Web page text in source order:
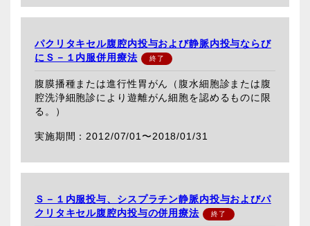
パクリタキセル腹腔内投与および静脈内投与ならび
にＳ－１内服併用療法
腹膜播種または進行性胃がん（腹水細胞診または腹
腔洗浄細胞診により遊離がん細胞を認めるものに限
る。）
2012/07/01〜2018/01/31
Ｓ－１内服投与、シスプラチン静脈内投与およびパ
クリタキセル腹腔内投与の併用療法